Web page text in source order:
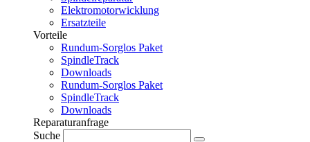
Elektromotorwicklung
Ersatzteile
Vorteile
Rundum-Sorglos Paket
SpindleTrack
Downloads
Rundum-Sorglos Paket
SpindleTrack
Downloads
Reparaturanfrage
Suche